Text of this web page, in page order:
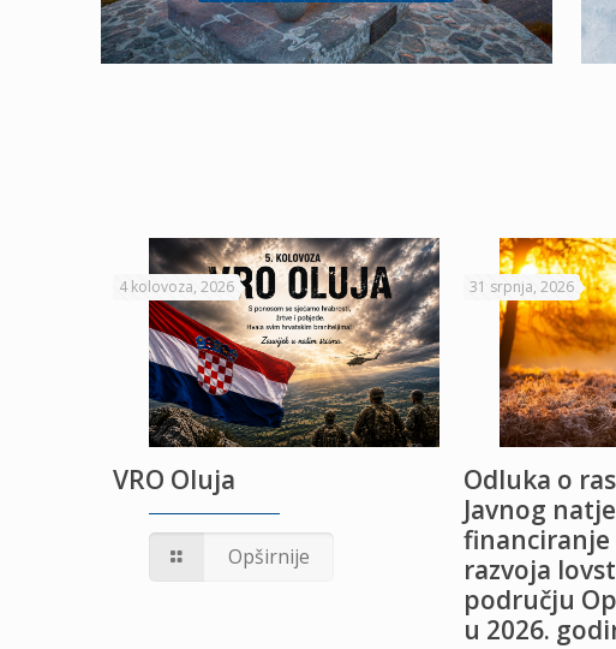
4 kolovoza, 2026
VRO Oluja
Opširnije
31 srpnja, 2026
Odluka o
Javnog
razvoja
području
u 2026.